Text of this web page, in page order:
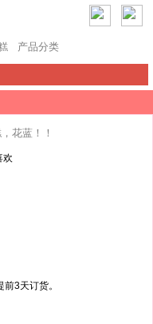
产品分类
欢
3天订货。